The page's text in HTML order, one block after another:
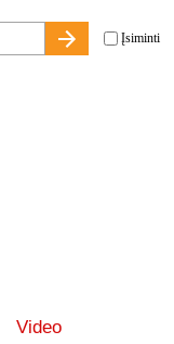
Įsiminti
Video